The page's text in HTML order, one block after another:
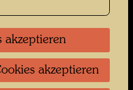
akzeptieren
akzeptieren